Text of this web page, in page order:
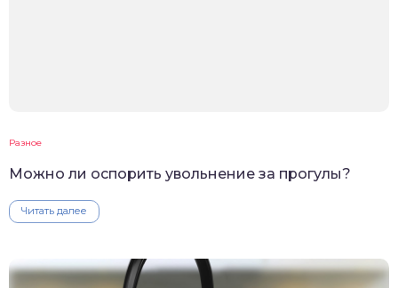
Разное
Можно ли оспорить увольнение за прогулы?
Читать далее